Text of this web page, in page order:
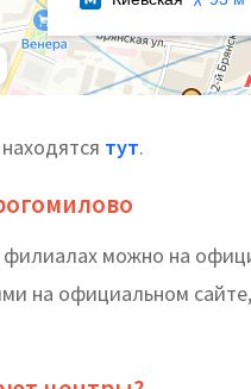
тут.
филиалах можно на
на официальном